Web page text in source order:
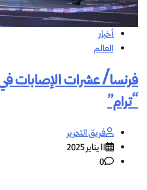
أخبار
العالم
فرنسا/ عشرات الإصابات
“ترام”
فريق التحرير
11 يناير 2025
0